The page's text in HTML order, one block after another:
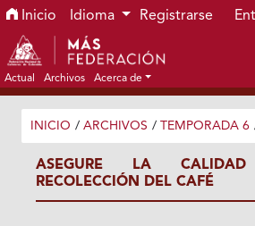
Ir al menú de navegación principal
Ir al contenido principal
Ir al pie de página del sitio
Inicio Idioma Registrarse
Actual Archivos Acerca de
INICIO / ARCHIVOS / TEMPORADA 6
ASEGURE LA
RECOLECCIÓN DEL CAFÉ